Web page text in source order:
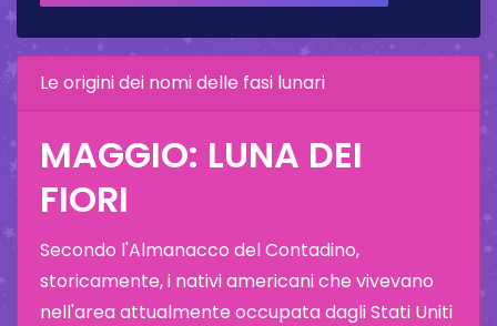
Le origini dei nomi delle fasi lunari
MAGGIO: LUNA DEI
FIORI
Secondo l'Almanacco del Contadino,
storicamente, i nativi americani che vivevano
nell'area attualmente occupata dagli Stati Uniti